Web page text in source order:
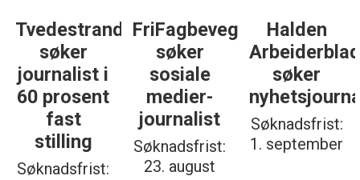
Halden
Arbeiderblad
søker
nyhetsjournalist
Søknadsfrist:
1. september
Støttegruppa
25. juni
søker
journalist
Søknadsfrist:
19. august
Journalist
med teft
for
digitale
spor? Bli
med på å